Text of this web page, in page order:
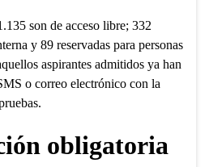
son de acceso libre; 332
y 89 reservadas para personas
aspirantes admitidos ya han
o correo electrónico con la
obligatoria